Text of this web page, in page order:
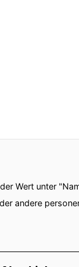
Wert unter
andere